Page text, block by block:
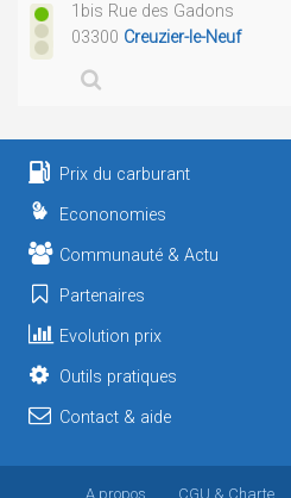
1bis Rue des Gadons
03300 Creuzier-le-Neuf
Prix du carburant
Econonomies
Communauté & Actu
Partenaires
Evolution prix
Outils pratiques
Contact & aide
A propos CGU & Charte